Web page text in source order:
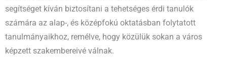
segítséget kíván biztosítani a tehetséges érdi tanulók
számára az alap-, és középfokú oktatásban folytatott
tanulmányaikhoz, remélve, hogy közülük sokan a város
képzett szakembereivé válnak.